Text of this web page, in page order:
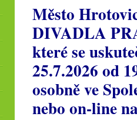
Město
DIVADLA
které se
25.7.2026 od
osobně ve
nebo on-line